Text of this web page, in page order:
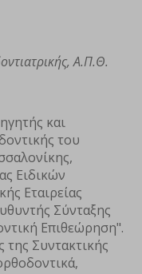
Α.Π.Θ.
και
του
Ειδικών
Εταιρείας
Σύνταξης
Επιθεώρηση".
της Συντακτικής